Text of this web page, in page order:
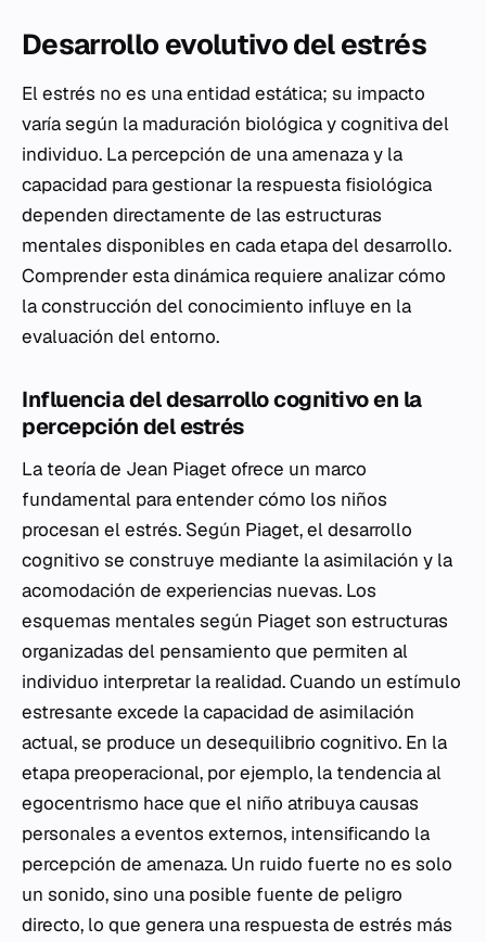
Desarrollo evolutivo del estrés
El estrés no es una entidad estática; su impacto
varía según la maduración biológica y cognitiva del
individuo. La percepción de una amenaza y la
capacidad para gestionar la respuesta fisiológica
dependen directamente de las estructuras
mentales disponibles en cada etapa del desarrollo.
Comprender esta dinámica requiere analizar cómo
la construcción del conocimiento influye en la
evaluación del entorno.
Influencia del desarrollo cognitivo en la
percepción del estrés
La teoría de Jean Piaget ofrece un marco
fundamental para entender cómo los niños
procesan el estrés. Según Piaget, el desarrollo
cognitivo se construye mediante la asimilación y la
acomodación de experiencias nuevas. Los
esquemas mentales según Piaget son estructuras
organizadas del pensamiento que permiten al
individuo interpretar la realidad. Cuando un estímulo
estresante excede la capacidad de asimilación
actual, se produce un desequilibrio cognitivo. En la
etapa preoperacional, por ejemplo, la tendencia al
egocentrismo hace que el niño atribuya causas
personales a eventos externos, intensificando la
percepción de amenaza. Un ruido fuerte no es solo
un sonido, sino una posible fuente de peligro
directo, lo que genera una respuesta de estrés más